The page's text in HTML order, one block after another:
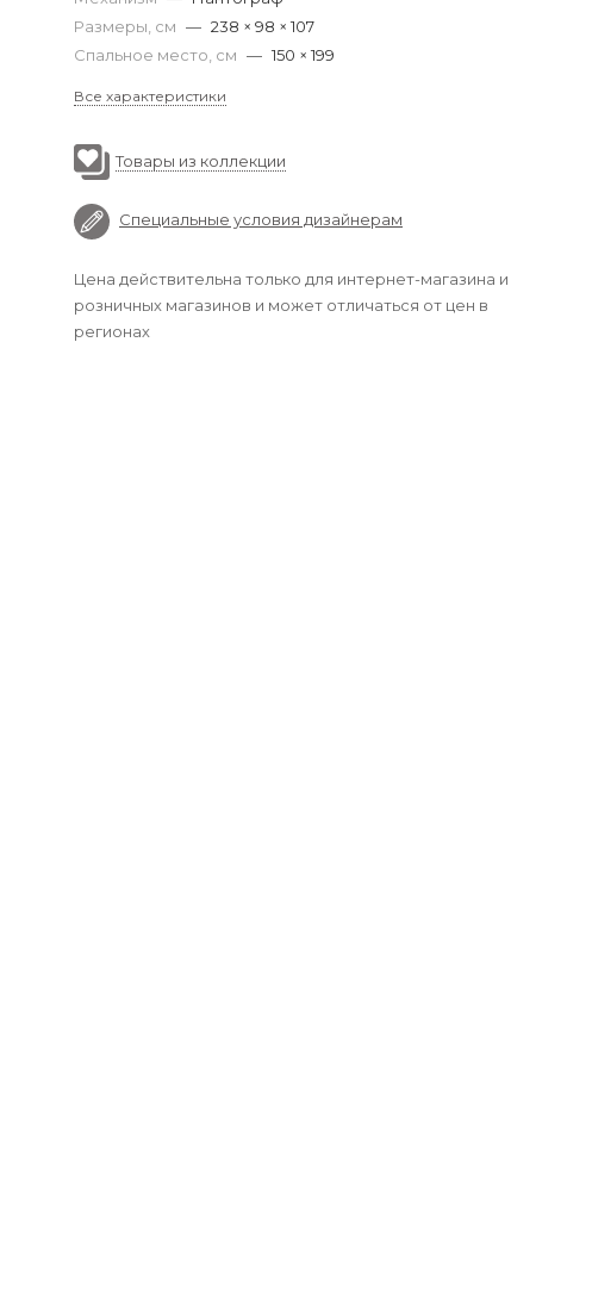
Размеры, см — 238 × 98 × 107
Спальное место, см — 150 × 199
Все характеристики
Товары из коллекции
Специальные условия дизайнерам
Цена действительна только для интернет-магазина и
розничных магазинов и может отличаться от цен в
регионах